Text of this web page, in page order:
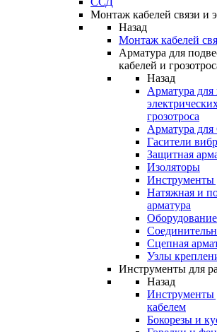
Монтаж кабелей связи и
Назад
Монтаж кабелей
Арматура для
кабелей и
Назад
Арматура для
грозотроса
Арматура
Гасители
Защитная
Изоляторы
Инструменты
Натяжная и
арматура
Сцепная
Узлы
Инструменты для
Назад
Инструменты
кабелем
Бокорезы и